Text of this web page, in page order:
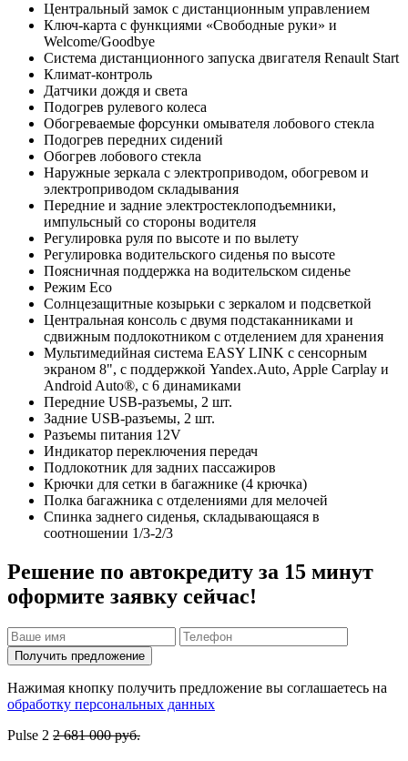
Центральный замок с дистанционным управлением
Ключ-карта с функциями «Свободные руки» и
Welcome/Goodbye
Система дистанционного запуска двигателя Renault Start
Климат-контроль
Датчики дождя и света
Подогрев рулевого колеса
Обогреваемые форсунки омывателя лобового стекла
Подогрев передних сидений
Обогрев лобового стекла
Наружные зеркала с электроприводом, обогревом и
электроприводом складывания
Передние и задние электростеклоподъемники,
импульсный со стороны водителя
Регулировка руля по высоте и по вылету
Регулировка водительского сиденья по высоте
Поясничная поддержка на водительском сиденье
Режим Eco
Солнцезащитные козырьки с зеркалом и подсветкой
Центральная консоль с двумя подстаканниками и
сдвижным подлокотником с отделением для хранения
Мультимедийная система EASY LINK c сенсорным
экраном 8", с поддержкой Yandex.Auto, Apple Carplay и
Android Auto®, с 6 динамиками
Передние USB-разъемы, 2 шт.
Задние USB-разъемы, 2 шт.
Разъемы питания 12V
Индикатор переключения передач
Подлокотник для задних пассажиров
Крючки для сетки в багажнике (4 крючка)
Полка багажника с отделениями для мелочей
Спинка заднего сиденья, складывающаяся в
соотношении 1/3-2/3
Решение по автокредиту за 15 минут
оформите заявку сейчас!
Получить предложение
Нажимая кнопку получить предложение вы соглашаетесь на
обработку персональных данных
Pulse 2 2 681 000 руб.